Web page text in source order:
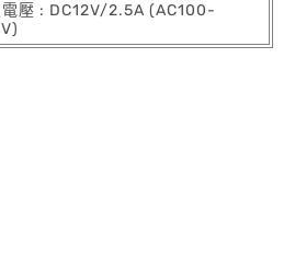
壓 : DC12V/2.5A (AC100-